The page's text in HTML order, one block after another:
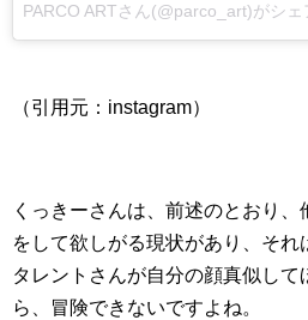
PARCO ARTさん(@parco_art)がシェ
（引用元：instagram）
くっきーさんは、前述のとおり
をして欲しがる現状があり、それ
タレントさんが自分の顔真似して
ら、冒険できないですよね。